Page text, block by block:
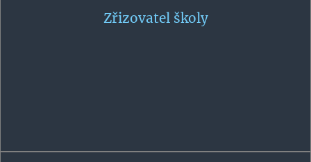
Zřizovatel školy